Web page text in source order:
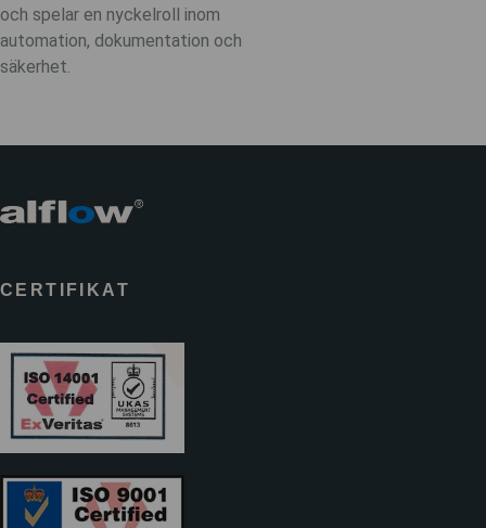
och spelar en nyckelroll inom
automation, dokumentation och
säkerhet.
CERTIFIKAT